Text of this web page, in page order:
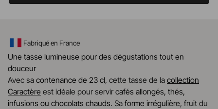
Fabriqué en France
Une tasse lumineuse pour des dégustations tout en
douceur
Avec sa contenance de 23 cl, cette tasse de la collection
Caractère est idéale pour servircafés allongés, thés,
infusions ou chocolats chauds. Sa forme irrégulière, fruit du